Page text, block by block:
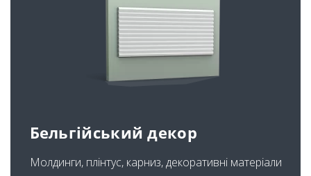
Бельгійський декор
Молдинги, плінтус, карниз, декоративні матеріали